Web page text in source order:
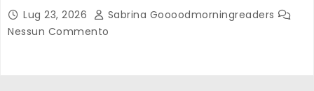
Lug 23, 2026
Sabrina Goooodmorningreaders
Nessun Commento